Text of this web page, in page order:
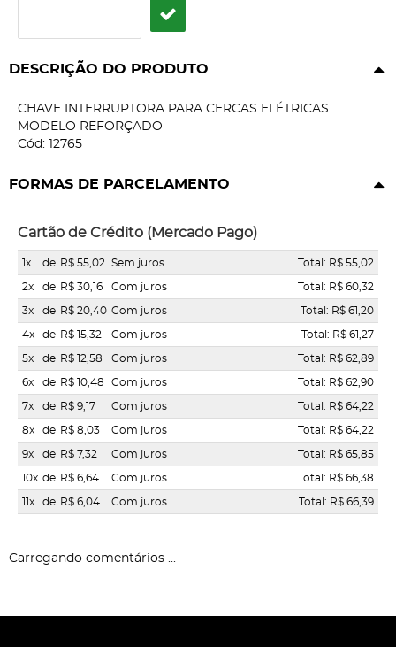
DESCRIÇÃO DO PRODUTO
CHAVE INTERRUPTORA PARA CERCAS ELÉTRICAS
MODELO REFORÇADO
Cód: 12765
FORMAS DE PARCELAMENTO
Cartão de Crédito (Mercado Pago)
1x de R$ 55,02 Sem juros Total: R$ 55,02
2x de R$ 30,16 Com juros Total: R$ 60,32
3x de R$ 20,40 Com juros Total: R$ 61,20
4x de R$ 15,32 Com juros Total: R$ 61,27
5x de R$ 12,58 Com juros Total: R$ 62,89
6x de R$ 10,48 Com juros Total: R$ 62,90
7x de R$ 9,17 Com juros Total: R$ 64,22
8x de R$ 8,03 Com juros Total: R$ 64,22
9x de R$ 7,32 Com juros Total: R$ 65,85
10x de R$ 6,64 Com juros Total: R$ 66,38
11x de R$ 6,04 Com juros Total: R$ 66,39
Carregando comentários ...